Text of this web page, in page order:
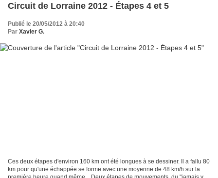
Circuit de Lorraine 2012 - Étapes 4 et 5
Publié le 20/05/2012 à 20:40
Par Xavier G.
Ces deux étapes d'environ 160 km ont été longues à se dessiner. Il a fallu 80
km pour qu'une échappée se forme avec une moyenne de 48 km/h sur la